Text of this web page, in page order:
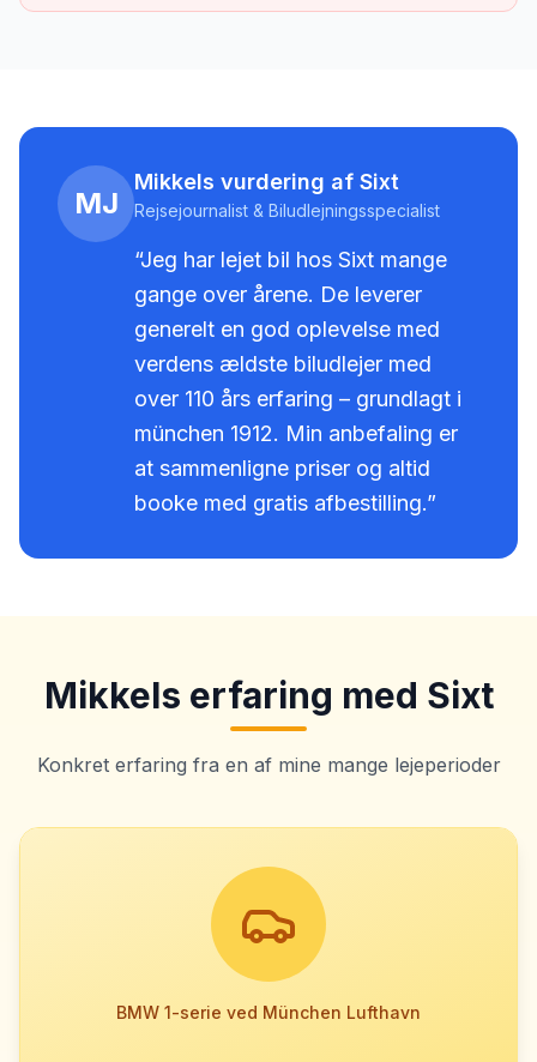
MJ
Mikkels vurdering af Sixt
Rejsejournalist & Biludlejningsspecialist
“Jeg har lejet bil hos Sixt mange
gange over årene. De leverer
generelt en god oplevelse med
verdens ældste biludlejer med
over 110 års erfaring – grundlagt i
münchen 1912. Min anbefaling er
at sammenligne priser og altid
booke med gratis afbestilling.”
Mikkels erfaring med Sixt
Konkret erfaring fra en af mine mange lejeperioder
BMW 1-serie ved München Lufthavn